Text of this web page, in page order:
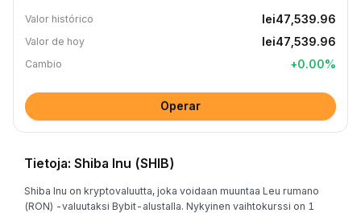
Valor histórico lei47,539.96
Valor de hoy lei47,539.96
Cambio +0.00%
Operar
Tietoja: Shiba Inu (SHIB)
Shiba Inu on kryptovaluutta, joka voidaan muuntaa Leu rumano
(RON) -valuutaksi Bybit-alustalla. Nykyinen vaihtokurssi on 1